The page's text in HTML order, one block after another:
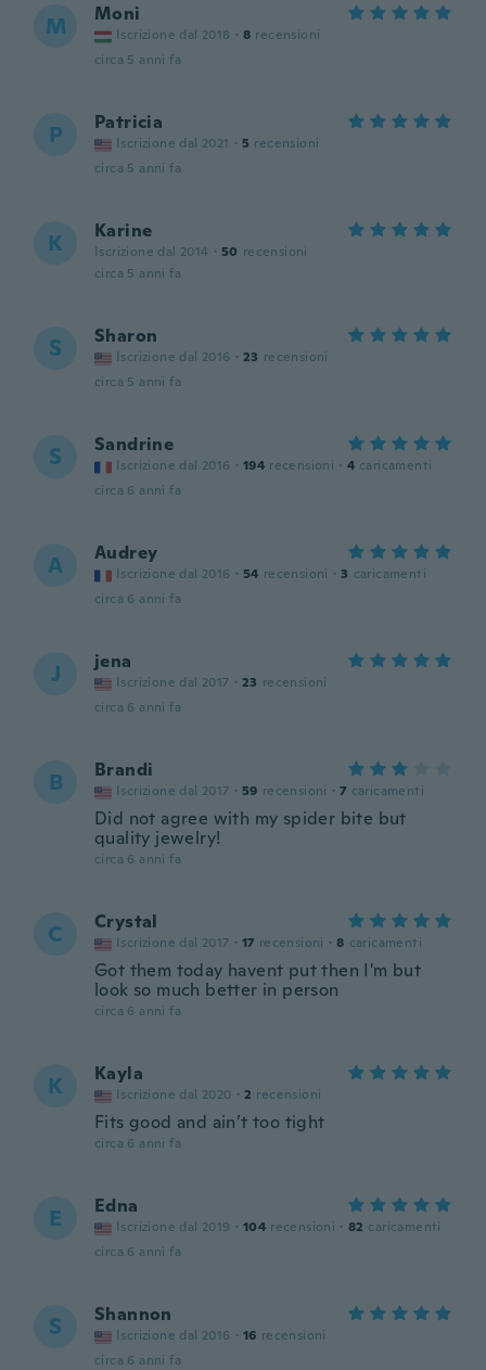
M Moni
Iscrizione dal 2018 · 8 recensioni
circa 5 anni fa
P Patricia
Iscrizione dal 2021 · 5 recensioni
circa 5 anni fa
K Karine
Iscrizione dal 2014 · 50 recensioni
circa 5 anni fa
S Sharon
Iscrizione dal 2016 · 23 recensioni
circa 5 anni fa
S Sandrine
Iscrizione dal 2016 · 194 recensioni · 4 caricamenti
circa 6 anni fa
A Audrey
Iscrizione dal 2016 · 54 recensioni · 3 caricamenti
circa 6 anni fa
J jena
Iscrizione dal 2017 · 23 recensioni
circa 6 anni fa
B Brandi
Iscrizione dal 2017 · 59 recensioni · 7 caricamenti
Did not agree with my spider bite but
quality jewelry!
circa 6 anni fa
C Crystal
Iscrizione dal 2017 · 17 recensioni · 8 caricamenti
Got them today havent put then I'm but
look so much better in person
circa 6 anni fa
K Kayla
Iscrizione dal 2020 · 2 recensioni
Fits good and ain’t too tight
circa 6 anni fa
E Edna
Iscrizione dal 2019 · 104 recensioni · 82 caricamenti
circa 6 anni fa
S Shannon
Iscrizione dal 2016 · 16 recensioni
circa 6 anni fa